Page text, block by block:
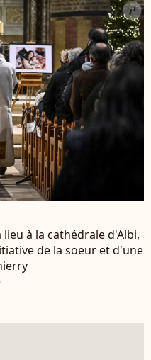
à la cathédrale d'Albi,
de la soeur et d'une